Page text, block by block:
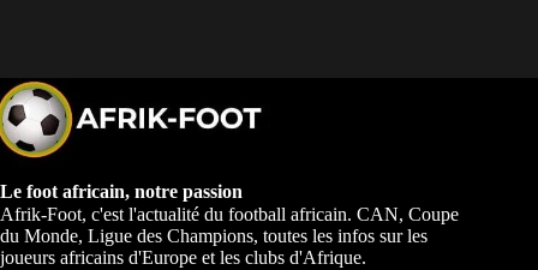
Le foot africain, notre passion
Afrik-Foot, c'est l'actualité du football africain. CAN, Coupe
du Monde, Ligue des Champions, toutes les infos sur les
joueurs africains d'Europe et les clubs d'Afrique.